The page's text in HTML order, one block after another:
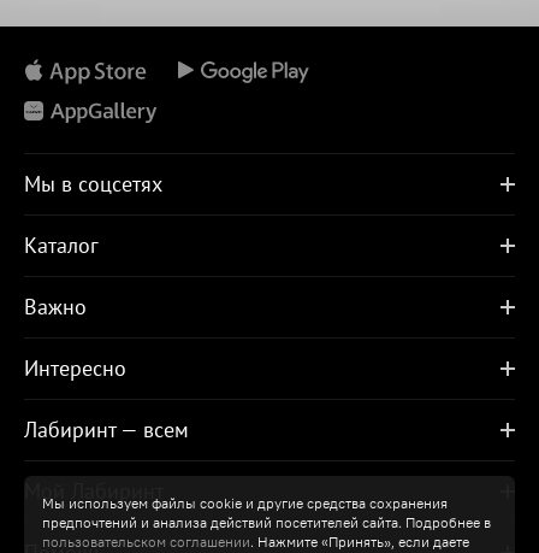
Мы используем файлы cookie и другие средства сохранения
предпочтений и анализа действий посетителей сайта. Подробнее в
пользовательском соглашении. Нажмите «Принять», если даете
Мы в соцсетях
Каталог
Важно
Интересно
Лабиринт — всем